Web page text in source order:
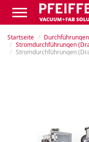
Startseite Durchführungen
Stromdurchführungen
Stromdurchführungen (Drahtleiter),